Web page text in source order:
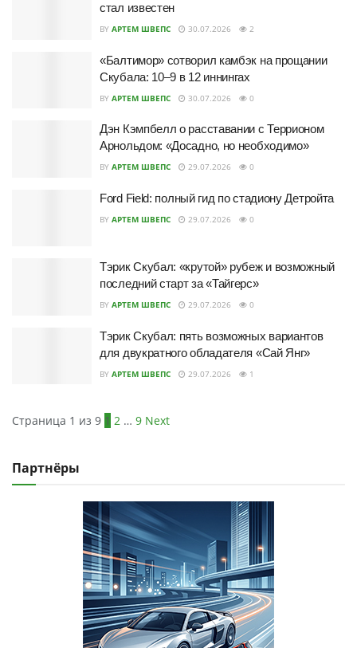
стал известен
BY АРТЕМ ШВЕПС 30.07.2026 2
«Балтимор» сотворил камбэк на прощании
Скубала: 10–9 в 12 иннингах
BY АРТЕМ ШВЕПС 30.07.2026 0
Дэн Кэмпбелл о расставании с Террионом
Арнольдом: «Досадно, но необходимо»
BY АРТЕМ ШВЕПС 29.07.2026 0
Ford Field: полный гид по стадиону Детройта
BY АРТЕМ ШВЕПС 29.07.2026 0
Тэрик Скубал: «крутой» рубеж и возможный
последний старт за «Тайгерс»
BY АРТЕМ ШВЕПС 29.07.2026 0
Тэрик Скубал: пять возможных вариантов
для двукратного обладателя «Сай Янг»
BY АРТЕМ ШВЕПС 29.07.2026 1
Страница 1 из 9 1 2 … 9 Next
Партнёры